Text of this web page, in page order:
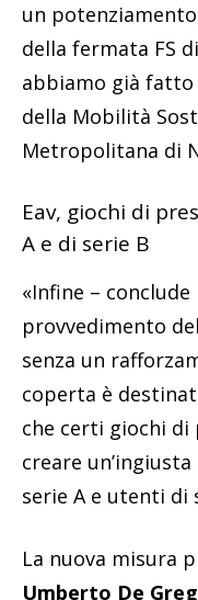
un
della fermata FS di
abbiamo già fatto
della Mobilità
Metropolitana di
Eav, giochi di
A e di serie B
«Infine –
provvedimento
senza un
coperta è
che certi giochi
creare
serie A e utenti di
La nuova misura
Umberto De